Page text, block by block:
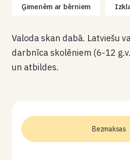
Ģimenēm ar bērniem
Valoda skan dabā. Latviešu
darbnīca skolēniem (6-12
un atbildes.
Bezmaksas